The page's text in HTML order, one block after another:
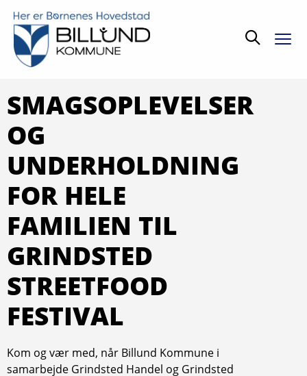
Søg
SMAGSOPLEVELSER
OG
UNDERHOLDNING
FOR HELE
FAMILIEN TIL
GRINDSTED
STREETFOOD
FESTIVAL
Kom og vær med, når Billund Kommune i
samarbejde Grindsted Handel og Grindsted